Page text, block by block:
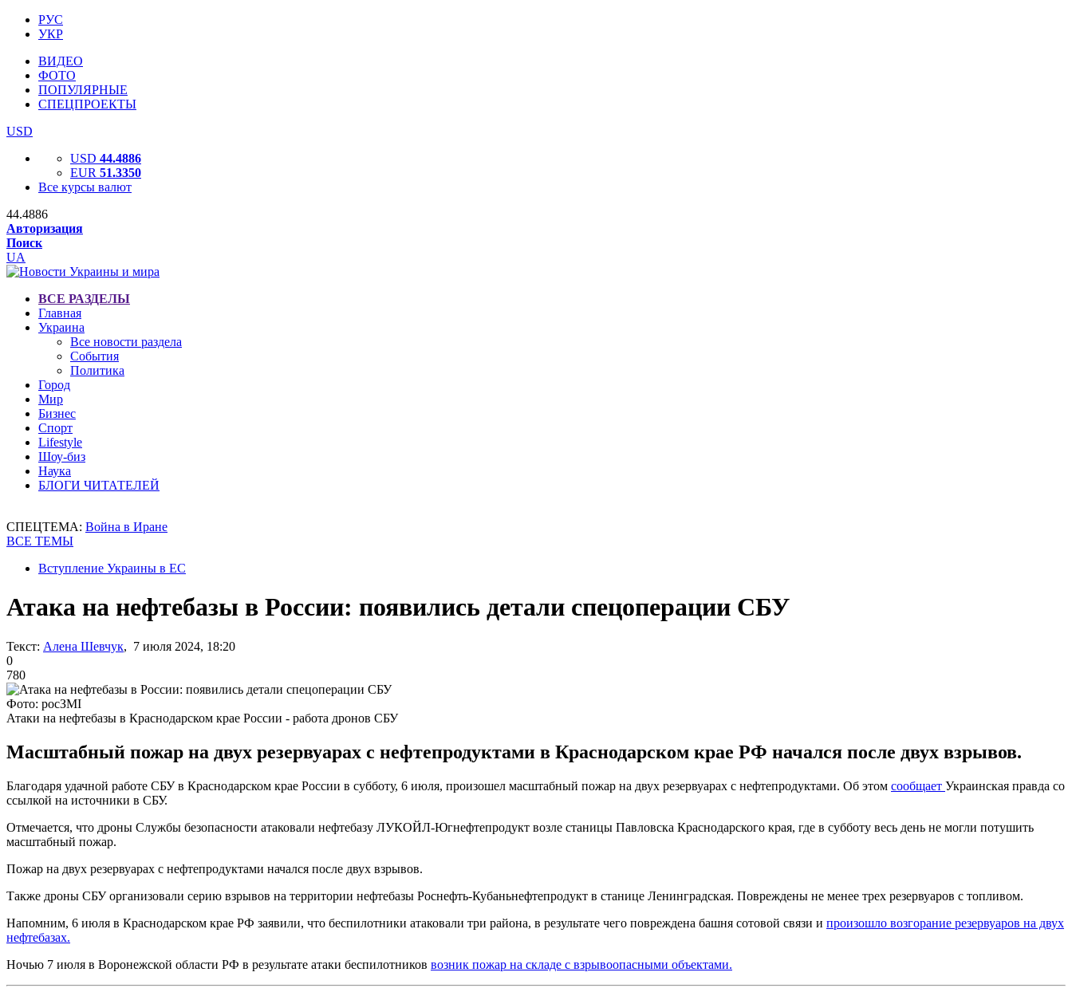
РУС
УКР
ВИДЕО
ФОТО
ПОПУЛЯРНЫЕ
СПЕЦПРОЕКТЫ
USD
USD 44.4886
EUR 51.3350
Все курсы валют
44.4886
Авторизация
Поиск
UA
ВСЕ РАЗДЕЛЫ
Главная
Украина
Все новости раздела
События
Политика
Город
Мир
Бизнес
Спорт
Lifestyle
Шоу-биз
Наука
БЛОГИ ЧИТАТЕЛЕЙ
СПЕЦТЕМА: Война в Иране
ВСЕ ТЕМЫ
Вступление Украины в ЕС
Атака на нефтебазы в России: появились детали спецоперации СБУ
Текст: Алена Шевчук, 7 июля 2024, 18:20
0
780
Фото: росЗМІ
Атаки на нефтебазы в Краснодарском крае России - работа дронов СБУ
Масштабный пожар на двух резервуарах с нефтепродуктами в Краснодарском крае РФ начался после двух взрывов.
Благодаря удачной работе СБУ в Краснодарском крае России в субботу, 6 июля, произошел масштабный пожар на двух резервуарах с нефтепродуктами. Об этом сообщает Украинская правда со
ссылкой на источники в СБУ.
Отмечается, что дроны Службы безопасности атаковали нефтебазу ЛУКОЙЛ-Югнефтепродукт возле станицы Павловска Краснодарского края, где в субботу весь день не могли потушить
масштабный пожар.
Пожар на двух резервуарах с нефтепродуктами начался после двух взрывов.
Также дроны СБУ организовали серию взрывов на территории нефтебазы Роснефть-Кубаньнефтепродукт в станице Ленинградская. Повреждены не менее трех резервуаров с топливом.
Напомним, 6 июля в Краснодарском крае РФ заявили, что беспилотники атаковали три района, в результате чего повреждена башня сотовой связи и произошло возгорание резервуаров на двух
нефтебазах.
Ночью 7 июля в Воронежской области РФ в результате атаки беспилотников возник пожар на складе с взрывоопасными объектами.